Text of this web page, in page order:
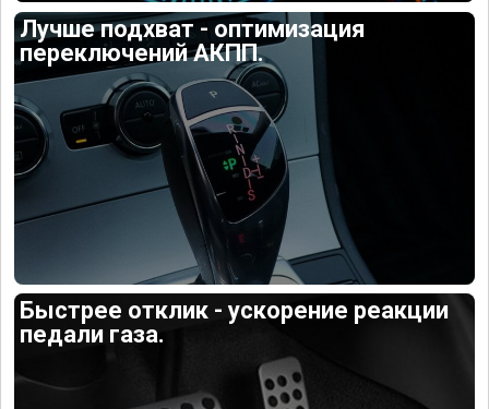
Лучше подхват - оптимизация
переключений АКПП.
Быстрее отклик - ускорение реакции
педали газа.